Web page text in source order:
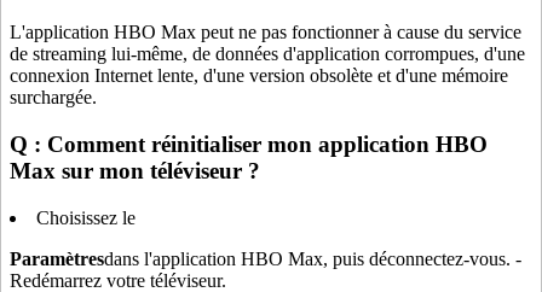
L'application HBO Max peut ne pas fonctionner à cause du service
de streaming lui-même, de données d'application corrompues, d'une
connexion Internet lente, d'une version obsolète et d'une mémoire
surchargée.
Q : Comment réinitialiser mon application HBO
Max sur mon téléviseur ?
Choisissez le
Paramètresdans l'application HBO Max, puis déconnectez-vous. -
Redémarrez votre téléviseur.